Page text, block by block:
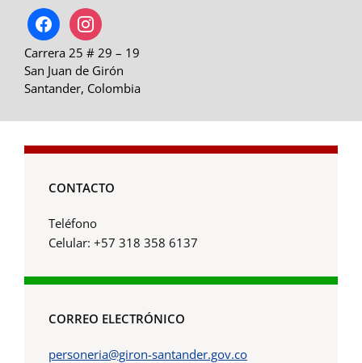
facebookinstagram
Carrera 25 # 29 – 19
San Juan de Girón
Santander, Colombia
CONTACTO
Teléfono
Celular: +57 318 358 6137
CORREO ELECTRÓNICO
personeria@giron-santander.gov.co